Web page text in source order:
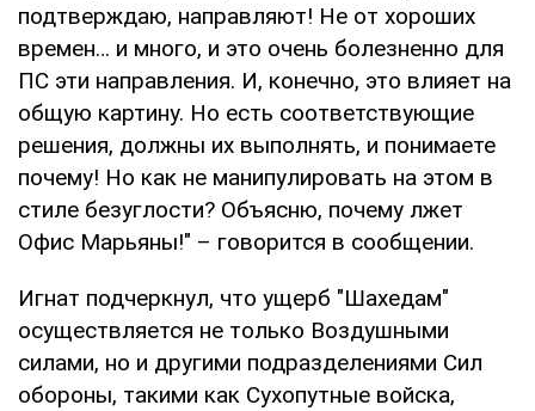
подтверждаю, направляют! Не от хороших
времен… и много, и это очень болезненно для
ПС эти направления. И, конечно, это влияет на
общую картину. Но есть соответствующие
решения, должны их выполнять, и понимаете
почему! Но как не манипулировать на этом в
стиле безуглости? Объясню, почему лжет
Офис Марьяны!" – говорится в сообщении.
Игнат подчеркнул, что ущерб "Шахедам"
осуществляется не только Воздушными
силами, но и другими подразделениями Сил
обороны, такими как Сухопутные войска,